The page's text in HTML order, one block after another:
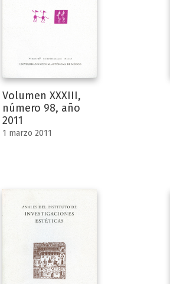
Volumen XXXIII,
número 98, año
2011
1 marzo 2011